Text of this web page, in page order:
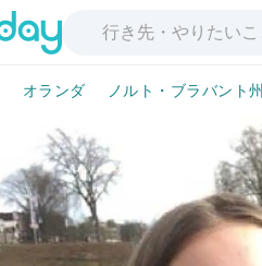
オランダ ノルト・ブラバント州